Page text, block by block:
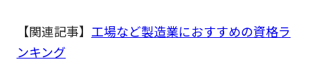
【関連記事】 工場など製造業におすすめの資格ラ
ンキング